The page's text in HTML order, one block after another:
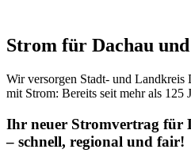
Strom für Dachau
Wir versorgen Stadt- und Landkreis
mit Strom: Bereits seit mehr als 125
Ihr neuer Stromvertrag für
– schnell, regional und fair!